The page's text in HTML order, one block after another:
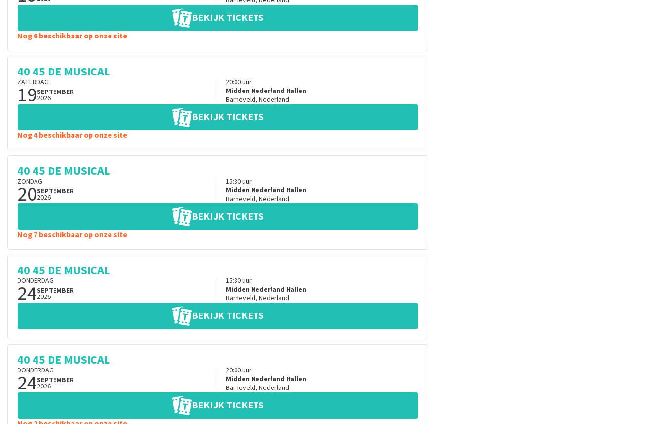
BEKIJK TICKETS
Nog 6 beschikbaar op onze site
40 45 DE MUSICAL
ZATERDAG
19SEPTEMBER
2026
20:00uur
Midden Nederland Hallen
Barneveld, Nederland
BEKIJK TICKETS
Nog 4 beschikbaar op onze site
40 45 DE MUSICAL
ZONDAG
20SEPTEMBER
2026
15:30uur
Midden Nederland Hallen
Barneveld, Nederland
BEKIJK TICKETS
Nog 7 beschikbaar op onze site
40 45 DE MUSICAL
DONDERDAG
24SEPTEMBER
2026
15:30uur
Midden Nederland Hallen
Barneveld, Nederland
BEKIJK TICKETS
40 45 DE MUSICAL
DONDERDAG
24SEPTEMBER
2026
20:00uur
Midden Nederland Hallen
Barneveld, Nederland
BEKIJK TICKETS